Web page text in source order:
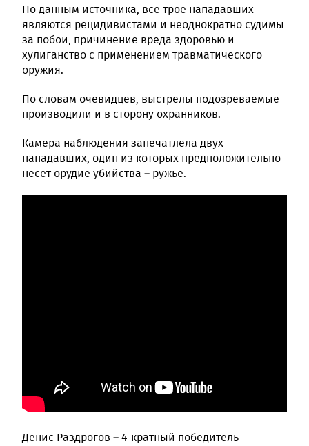
По данным источника, все трое нападавших
являются рецидивистами и неоднократно судимы
за побои, причинение вреда здоровью и
хулиганство с применением травматического
оружия.
По словам очевидцев, выстрелы подозреваемые
производили и в сторону охранников.
Камера наблюдения запечатлела двух
нападавших, один из которых предположительно
несет орудие убийства – ружье.
Денис Раздрогов – 4-кратный победитель